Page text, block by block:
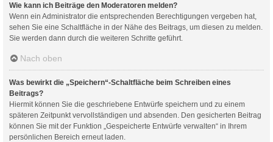
Wie kann ich Beiträge den Moderatoren melden?
Wenn ein Administrator die entsprechenden Berechtigungen vergeben hat,
sehen Sie eine Schaltfläche in der Nähe des Beitrags, um diesen zu melden.
Sie werden dann durch die weiteren Schritte geführt.
Nach oben
Was bewirkt die „Speichern“-Schaltfläche beim Schreiben eines
Beitrags?
Hiermit können Sie die geschriebene Entwürfe speichern und zu einem
späteren Zeitpunkt vervollständigen und absenden. Den gesicherten Beitrag
können Sie mit der Funktion „Gespeicherte Entwürfe verwalten“ in Ihrem
persönlichen Bereich erneut laden.